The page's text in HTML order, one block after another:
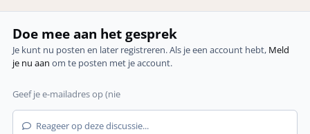
Doe mee aan het gesprek
Je kunt nu posten en later registreren. Als je een account hebt, Meld
je nu aan om te posten met je account.
Reageer op deze discussie...